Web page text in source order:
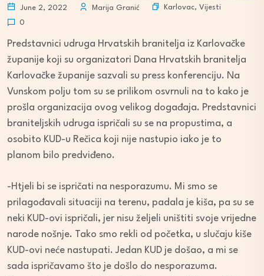
June 2, 2022 Marija Granić Karlovac, Vijesti
0
Predstavnici udruga Hrvatskih branitelja iz Karlovačke
županije koji su organizatori Dana Hrvatskih branitelja
Karlovačke županije sazvali su press konferenciju. Na
Vunskom polju tom su se prilikom osvrnuli na to kako je
prošla organizacija ovog velikog događaja. Predstavnici
braniteljskih udruga ispričali su se na propustima, a
osobito KUD-u Rečica koji nije nastupio iako je to
planom bilo predviđeno.
-Htjeli bi se ispričati na nesporazumu. Mi smo se
prilagođavali situaciji na terenu, padala je kiša, pa su se
neki KUD-ovi ispričali, jer nisu željeli uništiti svoje vrijedne
narode nošnje. Tako smo rekli od početka, u slučaju kiše
KUD-ovi neće nastupati. Jedan KUD je došao, a mi se
sada ispričavamo što je došlo do nesporazuma.